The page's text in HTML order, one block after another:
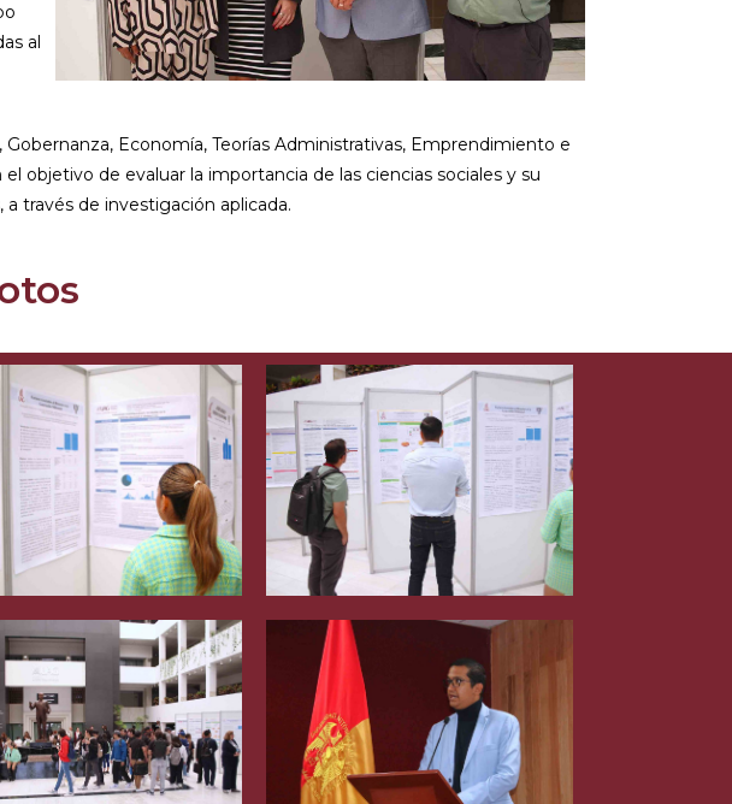
al
Economía, Teorías Administrativas, Emprendimiento e
objetivo de evaluar la importancia de las ciencias sociales y su
través de investigación aplicada.